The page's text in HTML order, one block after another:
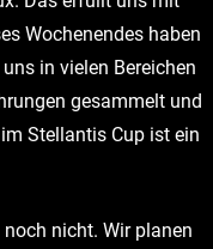
Wochenendes haben
in vielen Bereichen
gesammelt und
Stellantis Cup ist ein
nicht. Wir planen